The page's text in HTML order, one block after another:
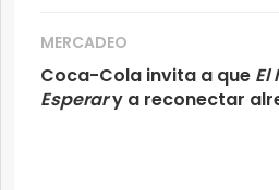
MERCADEO
Coca-Cola invita a que El
Esperary a reconectar